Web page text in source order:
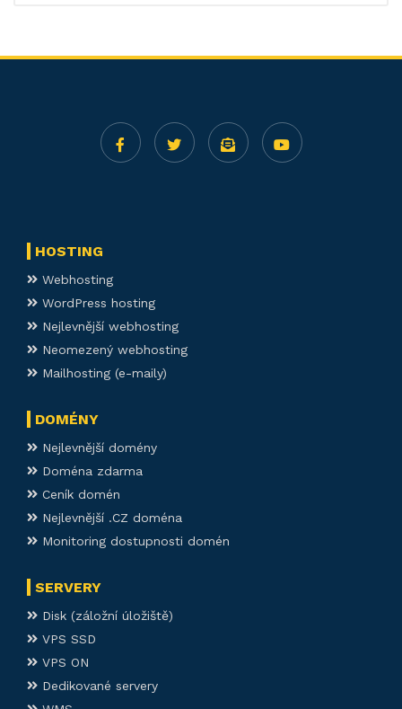
HOSTING
Webhosting
WordPress hosting
Nejlevnější webhosting
Neomezený webhosting
Mailhosting (e-maily)
DOMÉNY
Nejlevnější domény
Doména zdarma
Ceník domén
Nejlevnější .CZ doména
Monitoring dostupnosti domén
SERVERY
Disk (záložní úložiště)
VPS SSD
VPS ON
Dedikované servery